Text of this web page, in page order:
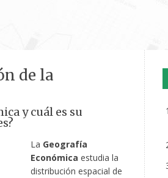
de la
y cuál es su
La Geografía
Económica estudia la
distribución espacial de